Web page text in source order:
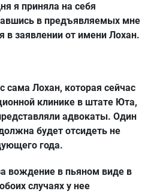
я приняла на себя
в предъявляемых мне
в заявлении от имени Лохан.
сама Лохан, которая сейчас
клинике в штате Юта,
адвокаты. Один
будет отсидеть не
года.
вождение в пьяном виде в
случаях у нее